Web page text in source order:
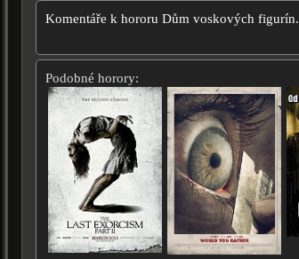
Komentáře k hororu Dům voskových figurín.
Podobné horory: